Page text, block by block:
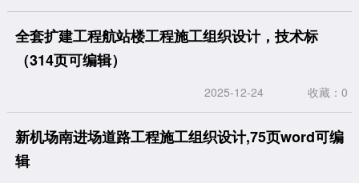
全套扩建工程航站楼工程施工组织设计，技术标
（314页可编辑）
收藏：0
2025-12-24
新机场南进场道路工程施工组织设计,75页word可编
辑